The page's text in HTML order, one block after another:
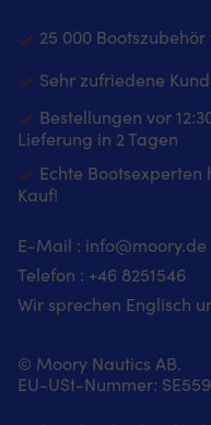
25 000
Sehr zufriedene
Bestellungen vor
Lieferung in 2 Tagen
Echte
Kauf!
E-Mail : info@moory.de
Telefon : +46 8251546
Wir sprechen Englisch
© Moory Nautics AB.
EU-USt-Nummer: